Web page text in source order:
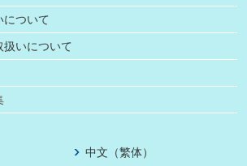
について
いについて
中文（繁体）